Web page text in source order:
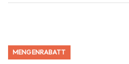
MENGENRABATT